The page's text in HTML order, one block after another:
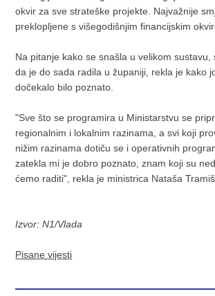
okvir za sve strateške projekte. Najvažnije
preklopljene s višegodišnjim financijskim
Na pitanje kako se snašla u velikom sustavu,
da je do sada radila u županiji, rekla je kako
dočekalo bilo poznato.
"Sve što se programira u Ministarstvu se
regionalnim i lokalnim razinama, a svi koji
nižim razinama dotiču se i operativnih
zatekla mi je dobro poznato, znam koji su
ćemo raditi", rekla je ministrica Nataša
Izvor: N1/Vlada
Pisane vijesti